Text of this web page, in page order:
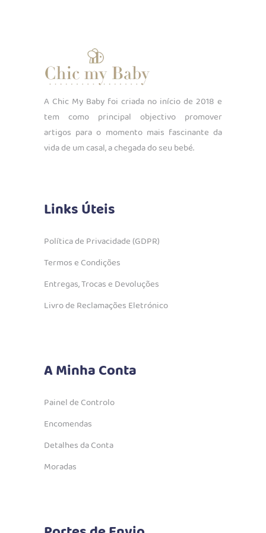
A Chic My Baby foi criada no início de 2018 e
tem como principal objectivo promover
artigos para o momento mais fascinante da
vida de um casal, a chegada do seu bebé.
Links Úteis
Política de Privacidade (GDPR)
Termos e Condições
Entregas, Trocas e Devoluções
Livro de Reclamações Eletrónico
A Minha Conta
Painel de Controlo
Encomendas
Detalhes da Conta
Moradas